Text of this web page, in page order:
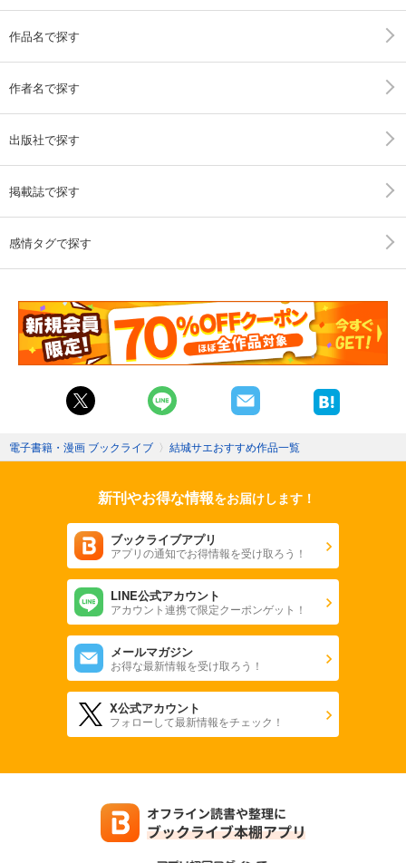
作品名で探す
作者名で探す
出版社で探す
掲載誌で探す
感情タグで探す
電子書籍・漫画 ブックライブ 〉 結城サエおすすめ作品一覧
新刊やお得な情報をお届けします！
ブックライブアプリ
アプリの通知でお得情報を受け取ろう！
LINE公式アカウント
アカウント連携で限定クーポンゲット！
メールマガジン
お得な最新情報を受け取ろう！
X公式アカウント
フォローして最新情報をチェック！